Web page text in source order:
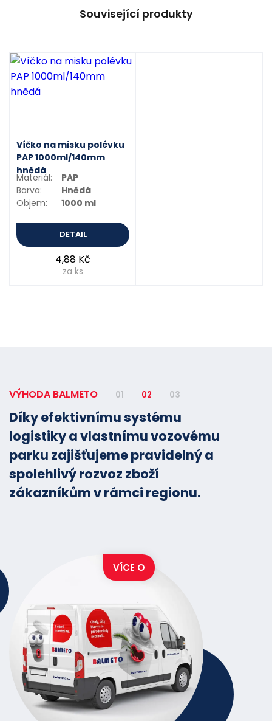
Související produkty
Víčko na misku polévku
PAP 1000ml/140mm
hnědá
Materiál:
PAP
Barva:
Hnědá
Objem:
1000 ml
DETAIL
4,88 Kč
za ks
VÝHODA BALMETO 01 02 03
Díky efektivnímu systému
logistiky a vlastnímu vozovému
parku zajišťujeme pravidelný a
spolehlivý rozvoz zboží
zákazníkům v rámci regionu.
VÍCE O